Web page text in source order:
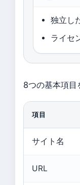
独立し
ライセ
8つの基本項目
項目
サイト名
URL